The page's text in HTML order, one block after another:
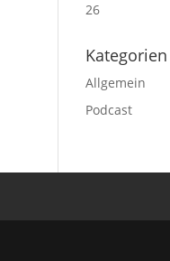
26
Kategorien
Allgemein
Podcast